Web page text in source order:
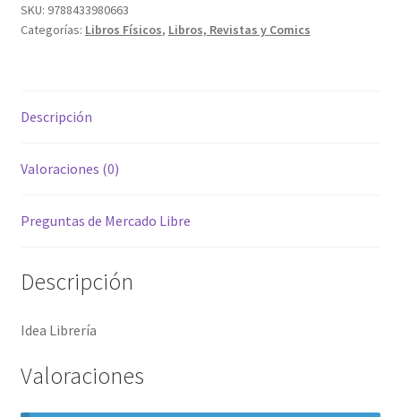
SKU: 9788433980663
Categorías: Libros Físicos, Libros, Revistas y Comics
Descripción
Valoraciones (0)
Preguntas de Mercado Libre
Descripción
Idea Librería
Valoraciones